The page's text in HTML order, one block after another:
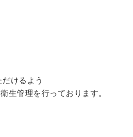
けるよう
生管理を行っております。